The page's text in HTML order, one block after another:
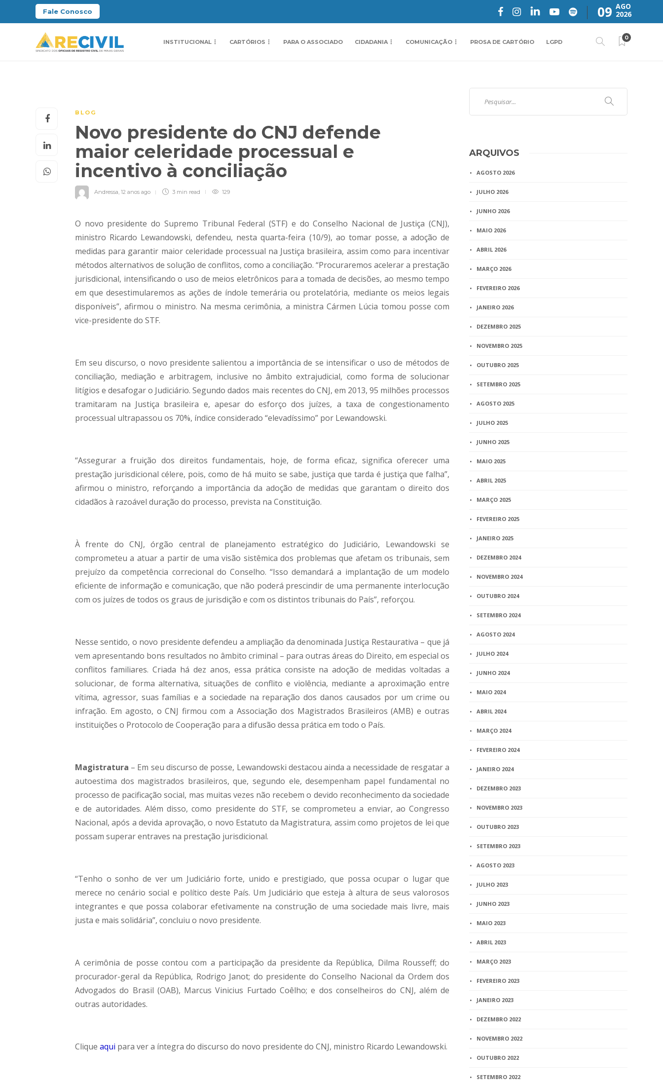
Fale Conosco 09 AGO
2026
INSTITUCIONAL CARTÓRIOS PARA O ASSOCIADO CIDADANIA COMUNICAÇÃO PROSA DE CARTÓRIO LGPD
0
BLOG
Novo presidente do CNJ defende
maior celeridade processual e
incentivo à conciliação
Andressa, 12 anos ago 3 min read 129
O novo presidente do Supremo Tribunal Federal (STF) e do Conselho Nacional de Justiça (CNJ),
ministro Ricardo Lewandowski, defendeu, nesta quarta-feira (10/9), ao tomar posse, a adoção de
medidas para garantir maior celeridade processual na Justiça brasileira, assim como para incentivar
métodos alternativos de solução de conflitos, como a conciliação. “Procuraremos acelerar a prestação
jurisdicional, intensificando o uso de meios eletrônicos para a tomada de decisões, ao mesmo tempo
em que desestimularemos as ações de índole temerária ou protelatória, mediante os meios legais
disponíveis”, afirmou o ministro. Na mesma cerimônia, a ministra Cármen Lúcia tomou posse com
vice-presidente do STF.
Em seu discurso, o novo presidente salientou a importância de se intensificar o uso de métodos de
conciliação, mediação e arbitragem, inclusive no âmbito extrajudicial, como forma de solucionar
litígios e desafogar o Judiciário. Segundo dados mais recentes do CNJ, em 2013, 95 milhões processos
tramitaram na Justiça brasileira e, apesar do esforço dos juízes, a taxa de congestionamento
processual ultrapassou os 70%, índice considerado “elevadíssimo” por Lewandowski.
“Assegurar a fruição dos direitos fundamentais, hoje, de forma eficaz, significa oferecer uma
prestação jurisdicional célere, pois, como de há muito se sabe, justiça que tarda é justiça que falha”,
afirmou o ministro, reforçando a importância da adoção de medidas que garantam o direito dos
cidadãos à razoável duração do processo, prevista na Constituição.
À frente do CNJ, órgão central de planejamento estratégico do Judiciário, Lewandowski se
comprometeu a atuar a partir de uma visão sistêmica dos problemas que afetam os tribunais, sem
prejuízo da competência correcional do Conselho. “Isso demandará a implantação de um modelo
eficiente de informação e comunicação, que não poderá prescindir de uma permanente interlocução
com os juízes de todos os graus de jurisdição e com os distintos tribunais do País”, reforçou.
Nesse sentido, o novo presidente defendeu a ampliação da denominada Justiça Restaurativa – que já
vem apresentando bons resultados no âmbito criminal – para outras áreas do Direito, em especial os
conflitos familiares. Criada há dez anos, essa prática consiste na adoção de medidas voltadas a
solucionar, de forma alternativa, situações de conflito e violência, mediante a aproximação entre
vítima, agressor, suas famílias e a sociedade na reparação dos danos causados por um crime ou
infração. Em agosto, o CNJ firmou com a Associação dos Magistrados Brasileiros (AMB) e outras
instituições o Protocolo de Cooperação para a difusão dessa prática em todo o País.
Magistratura – Em seu discurso de posse, Lewandowski destacou ainda a necessidade de resgatar a
autoestima dos magistrados brasileiros, que, segundo ele, desempenham papel fundamental no
processo de pacificação social, mas muitas vezes não recebem o devido reconhecimento da sociedade
e de autoridades. Além disso, como presidente do STF, se comprometeu a enviar, ao Congresso
Nacional, após a devida aprovação, o novo Estatuto da Magistratura, assim como projetos de lei que
possam superar entraves na prestação jurisdicional.
“Tenho o sonho de ver um Judiciário forte, unido e prestigiado, que possa ocupar o lugar que
merece no cenário social e político deste País. Um Judiciário que esteja à altura de seus valorosos
integrantes e que possa colaborar efetivamente na construção de uma sociedade mais livre, mais
justa e mais solidária”, concluiu o novo presidente.
A cerimônia de posse contou com a participação da presidente da República, Dilma Rousseff; do
procurador-geral da República, Rodrigo Janot; do presidente do Conselho Nacional da Ordem dos
Advogados do Brasil (OAB), Marcus Vinicius Furtado Coêlho; e dos conselheiros do CNJ, além de
outras autoridades.
Clique aqui para ver a íntegra do discurso do novo presidente do CNJ, ministro Ricardo Lewandowski.
ARQUIVOS
AGOSTO 2026
JULHO 2026
JUNHO 2026
MAIO 2026
ABRIL 2026
MARÇO 2026
FEVEREIRO 2026
JANEIRO 2026
DEZEMBRO 2025
NOVEMBRO 2025
OUTUBRO 2025
SETEMBRO 2025
AGOSTO 2025
JULHO 2025
JUNHO 2025
MAIO 2025
ABRIL 2025
MARÇO 2025
FEVEREIRO 2025
JANEIRO 2025
DEZEMBRO 2024
NOVEMBRO 2024
OUTUBRO 2024
SETEMBRO 2024
AGOSTO 2024
JULHO 2024
JUNHO 2024
MAIO 2024
ABRIL 2024
MARÇO 2024
FEVEREIRO 2024
JANEIRO 2024
DEZEMBRO 2023
NOVEMBRO 2023
OUTUBRO 2023
SETEMBRO 2023
AGOSTO 2023
JULHO 2023
JUNHO 2023
MAIO 2023
ABRIL 2023
MARÇO 2023
FEVEREIRO 2023
JANEIRO 2023
DEZEMBRO 2022
NOVEMBRO 2022
OUTUBRO 2022
SETEMBRO 2022